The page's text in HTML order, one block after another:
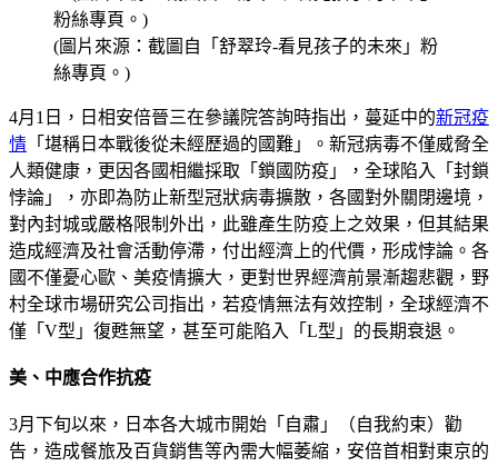
(圖片來源：截圖自「舒翠玲-看見孩子的未來」粉
絲專頁。)
4月1日，日相安倍晉三在參議院答詢時指出，蔓延中的新冠疫
情 「堪稱日本戰後從未經歷過的國難」。新冠病毒不僅威脅全
人類健康，更因各國相繼採取「鎖國防疫」，全球陷入「封鎖
悖論」，亦即為防止新型冠狀病毒擴散，各國對外關閉邊境，
對內封城或嚴格限制外出，此雖產生防疫上之效果，但其結果
造成經濟及社會活動停滯，付出經濟上的代價，形成悖論。各
國不僅憂心歐、美疫情擴大，更對世界經濟前景漸趨悲觀，野
村全球市場研究公司指出，若疫情無法有效控制，全球經濟不
僅「V型」復甦無望，甚至可能陷入「L型」的長期衰退。
美、中應合作抗疫
3月下旬以來，日本各大城市開始「自肅」（自我約束）勸
告，造成餐旅及百貨銷售等內需大幅萎縮，安倍首相對東京的